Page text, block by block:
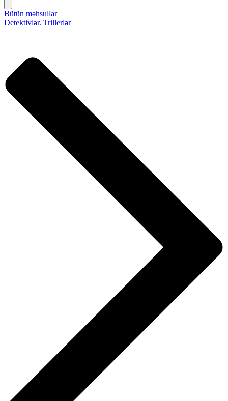
Bütün məhsullar
Detektivlər. Trillerlər